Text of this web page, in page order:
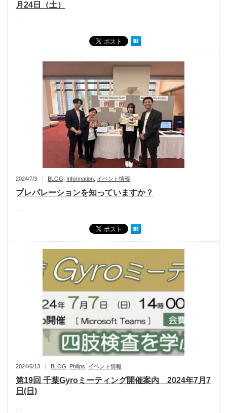
月24日（土）
…
2024/7/3 BLOG Information イベント情報
プレパレーションを知っていますか？
…
2024/6/13 BLOG Philips イベント情報
第19回 千葉Gyroミーティング開催案内 2024年7月7
日(日)
…